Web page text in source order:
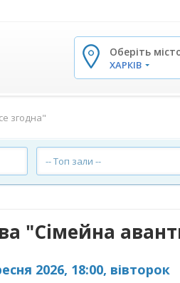
Оберіть
ХАРКІВ
згодна"
-- Топ зали --
2026, 18:00, вівторок